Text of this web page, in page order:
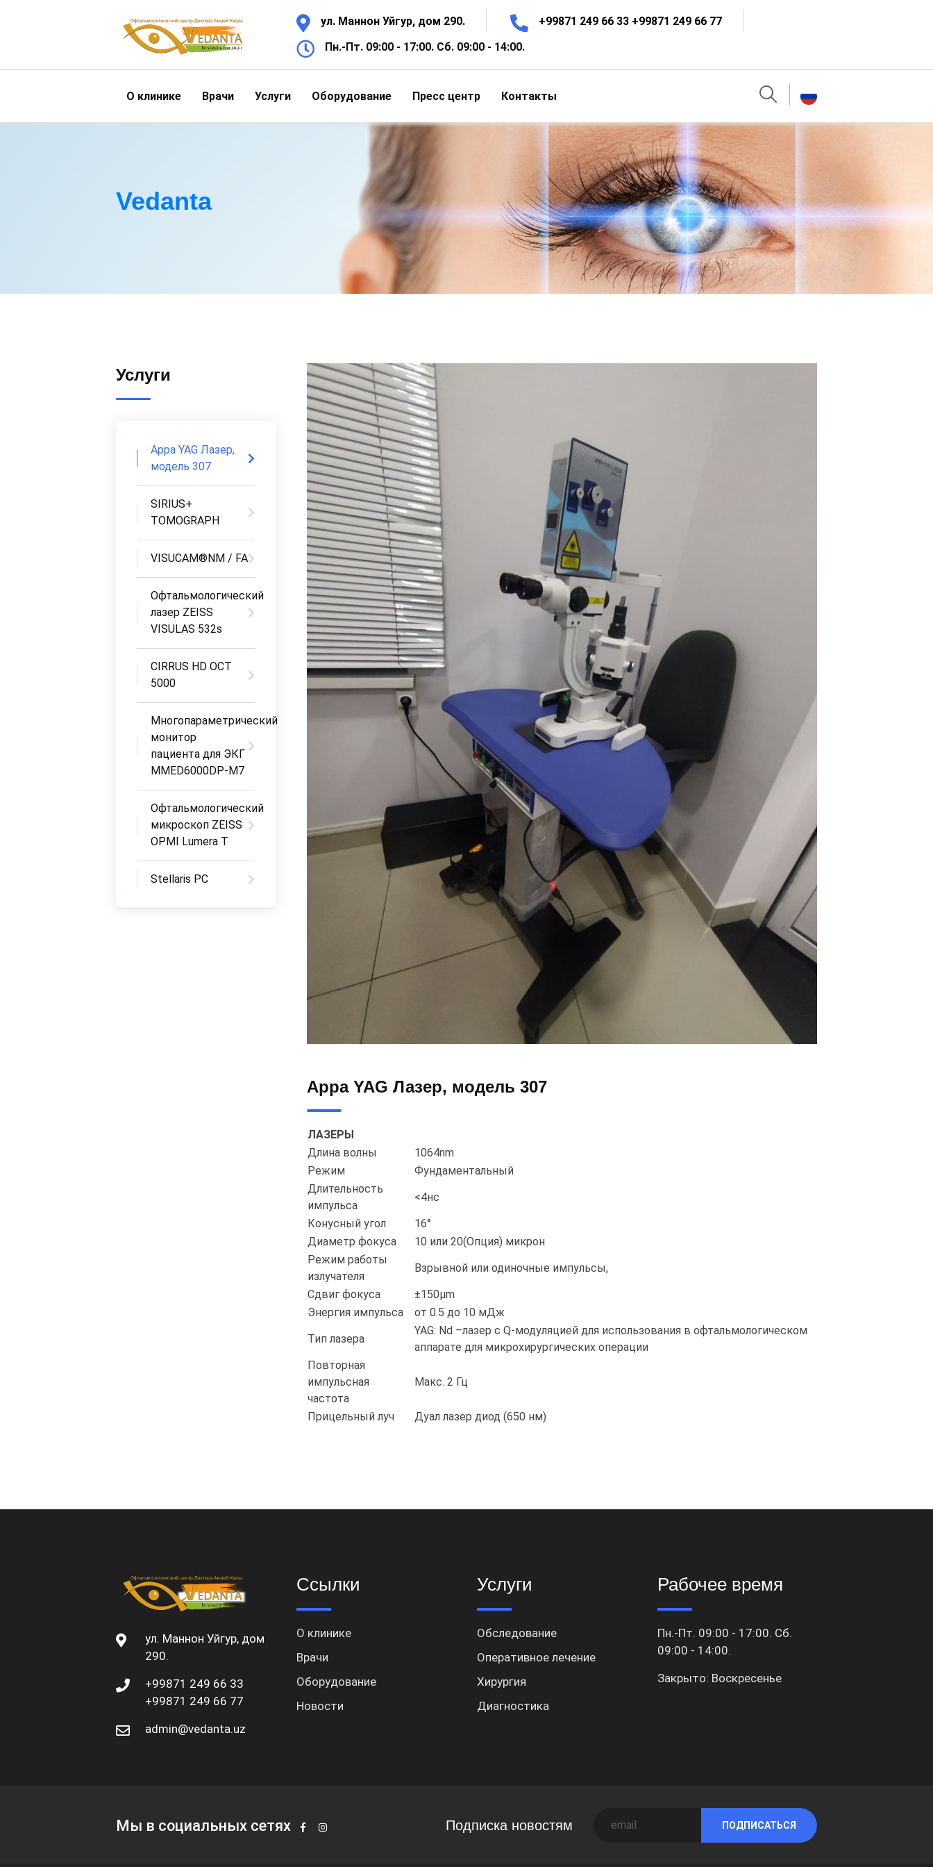
ул. Маннон Уйгур, дом 290.
+99871 249 66 33 +99871 249 66 77
Пн.-Пт. 09:00 - 17:00. Сб. 09:00 - 14:00.
О клинике Врачи Услуги Оборудование Пресс центр Контакты
Vedanta
Услуги
Appa YAG Лазер,
модель 307
SIRIUS+
TOMOGRAPH
VISUCAM®NM / FA
Офтальмологический
лазер ZEISS
VISULAS 532s
CIRRUS HD OCT
5000
Многопараметрический
монитор
пациента для ЭКГ
MMED6000DP-M7
Офтальмологический
микроскоп ZEISS
OPMI Lumera T
Stellaris PC
Appa YAG Лазер, модель 307
ЛАЗЕРЫ
Длина волны
1064nm
Режим
Фундаментальный
Длительность
импульса
<4нс
Конусный угол
16°
Диаметр фокуса
10 или 20(Опция) микрон
Режим работы
излучателя
Взрывной или одиночные импульсы,
Сдвиг фокуса
±150µm
Энергия импульса
от 0.5 до 10 мДж
Тип лазера
YAG: Nd –лазер c Q-модуляцией для использования в офтальмологическом
аппарате для микрохирургических операции
Повторная
импульсная
частота
Макс. 2 Гц
Прицельный луч Дуал лазер диод (650 нм)
ул. Маннон Уйгур, дом
290.
+99871 249 66 33
+99871 249 66 77
admin@vedanta.uz
Ссылки
О клинике
Врачи
Оборудование
Новости
Услуги
Обследование
Оперативное лечение
Хирургия
Диагностика
Рабочее время
Пн.-Пт. 09:00 - 17:00. Сб.
09:00 - 14:00.
Закрыто: Воскресенье
Мы в социальных сетях Подписка новостям ПОДПИСАТЬСЯ